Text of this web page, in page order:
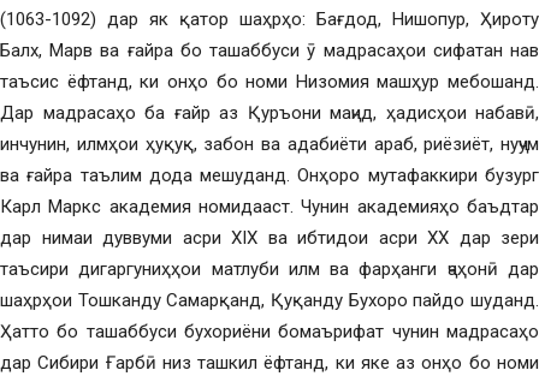
(1063-1092) дар як қатор шаҳрҳо: Бағдод, Нишопур, Ҳироту
Балх, Марв ва ғайра бо ташаббуси ӯ мадрасаҳои сифатан нав
таъсис ёфтанд, ки онҳо бо номи Низомия машҳур мебошанд.
Дар мадрасаҳо ба ғайр аз Қуръони маҷид, ҳадисҳои набавӣ,
инчунин, илмҳои ҳуқуқ, забон ва адабиёти араб, риёзиёт, нуҷум
ва ғайра таълим дода мешуданд. Онҳоро мутафаккири бузург
Карл Маркс академия номидааст. Чунин академияҳо баъдтар
дар нимаи дуввуми асри ХIХ ва ибтидои асри ХХ дар зери
таъсири дигаргуниҳҳои матлуби илм ва фарҳанги ҷаҳонӣ дар
шаҳрҳои Тошканду Самарқанд, Қуқанду Бухоро пайдо шуданд.
Ҳатто бо ташаббуси бухориёни бомаърифат чунин мадрасаҳо
дар Сибири Ғарбӣ низ ташкил ёфтанд, ки яке аз онҳо бо номи